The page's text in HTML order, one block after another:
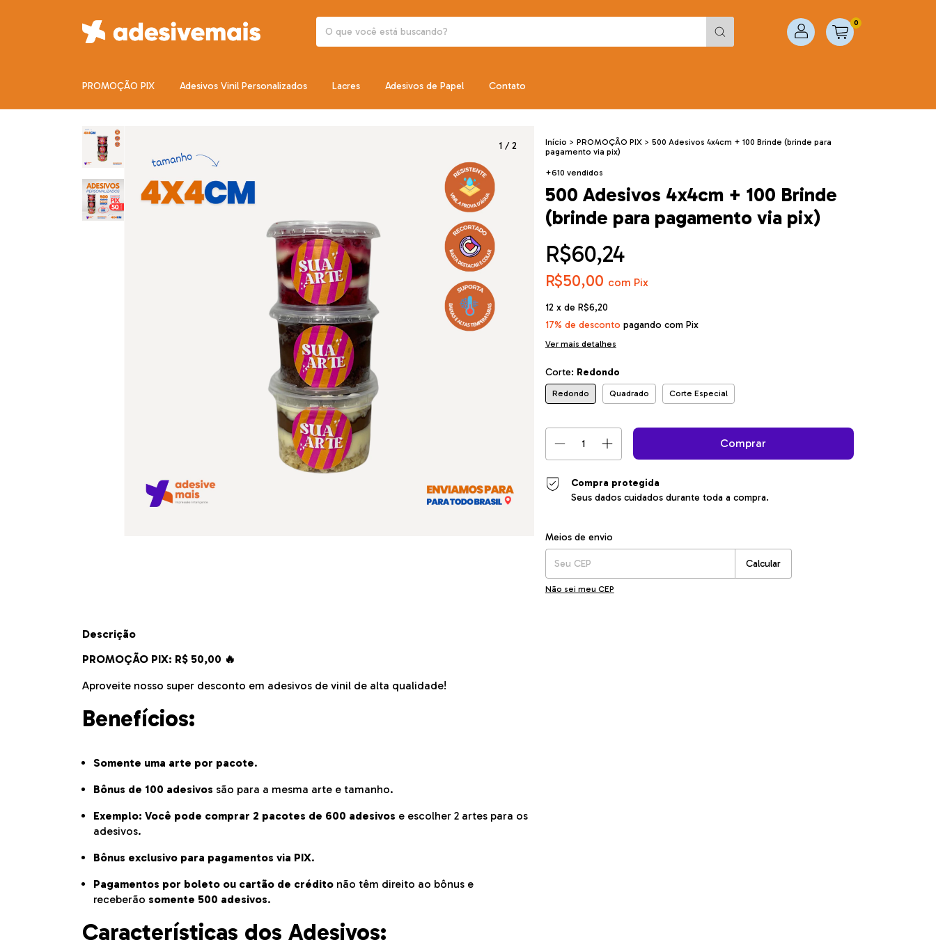
0
PROMOÇÃO PIX Adesivos Vinil Personalizados Lacres Adesivos de Papel Contato
1/2 Início > PROMOÇÃO PIX > 500 Adesivos 4x4cm + 100 Brinde (brinde para
pagamento via pix)
+610 vendidos
500 Adesivos 4x4cm + 100 Brinde
(brinde para pagamento via pix)
R$60,24
R$50,00 com Pix
12 x de R$6,20
17% de desconto pagando com Pix
Ver mais detalhes
Corte: Redondo
Redondo Quadrado Corte Especial
Compra protegida
Seus dados cuidados durante toda a compra.
Entregas para o CEP:
Meios de envio
Calcular
Não sei meu CEP
Descrição
PROMOÇÃO PIX: R$ 50,00 🔥
Aproveite nosso super desconto em adesivos de vinil de alta qualidade!
Benefícios:
Somente uma arte por pacote.
Bônus de 100 adesivos são para a mesma arte e tamanho.
Exemplo: Você pode comprar 2 pacotes de 600 adesivos e escolher 2 artes para os
adesivos.
Bônus exclusivo para pagamentos via PIX.
Pagamentos por boleto ou cartão de crédito não têm direito ao bônus e
receberão somente 500 adesivos.
Características dos Adesivos: